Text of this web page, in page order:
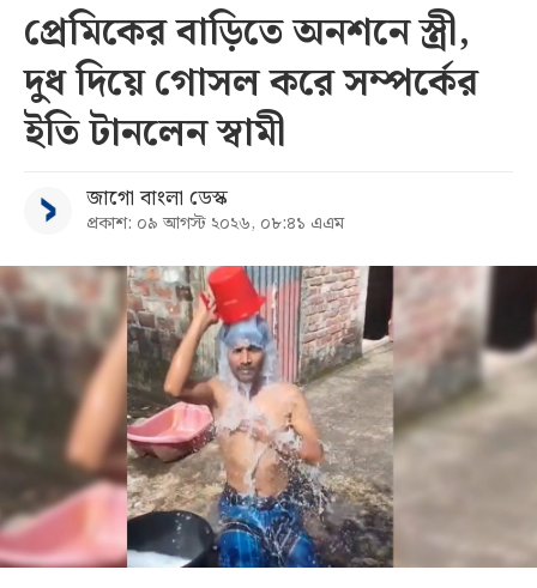
প্রেমিকের বাড়িতে অনশনে স্ত্রী,
দুধ দিয়ে গোসল করে সম্পর্কের
ইতি টানলেন স্বামী
জাগো বাংলা ডেস্ক
প্রকাশ: ০৯ আগস্ট ২০২৬, ০৮:৪১ এএম